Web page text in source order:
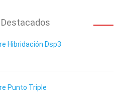
Hibridación Dsp3
Punto Triple